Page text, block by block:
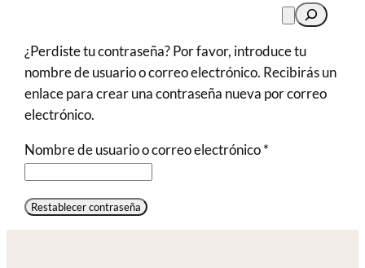
Buscar
¿Perdiste tu contraseña? Por favor, introduce tu
nombre de usuario o correo electrónico. Recibirás un
enlace para crear una contraseña nueva por correo
electrónico.
Nombre de usuario o correo electrónico*
Restablecer contraseña